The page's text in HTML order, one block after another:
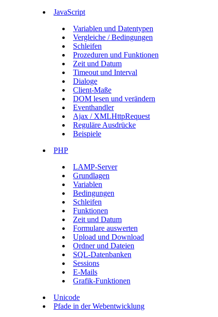
JavaScript
Variablen und Datentypen
Vergleiche / Bedingungen
Schleifen
Prozeduren und Funktionen
Zeit und Datum
Timeout und Interval
Dialoge
Client-Maße
DOM lesen und verändern
Eventhandler
Ajax / XMLHttpRequest
Reguläre Ausdrücke
Beispiele
PHP
LAMP-Server
Grundlagen
Variablen
Bedingungen
Schleifen
Funktionen
Zeit und Datum
Formulare auswerten
Upload und Download
Ordner und Dateien
SQL-Datenbanken
Sessions
E-Mails
Grafik-Funktionen
Unicode
Pfade in der Webentwicklung